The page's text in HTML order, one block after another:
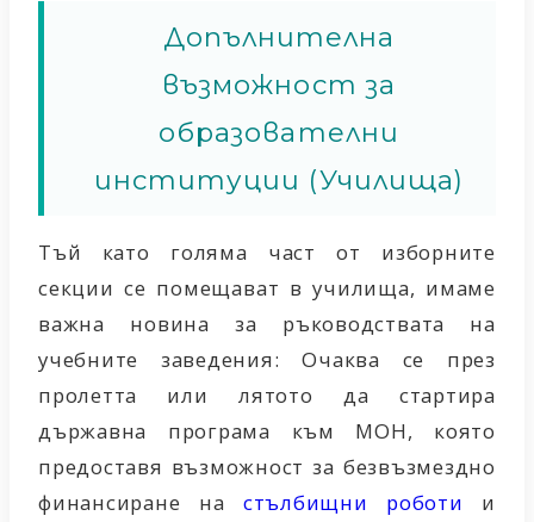
Допълнителна
възможност за
образователни
институции (Училища)
Тъй като голяма част от изборните
секции се помещават в училища, имаме
важна новина за ръководствата на
учебните заведения:Очаква се през
пролетта или лятото да стартира
държавна програма към МОН, която
предоставя възможност за безвъзмездно
финансиране на стълбищни роботи и